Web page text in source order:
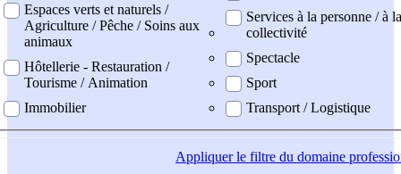
Espaces verts et naturels /
Agriculture / Pêche / Soins aux
animaux
Hôtellerie - Restauration /
Tourisme / Animation
Immobilier
Services à la personne / à la
collectivité
Spectacle
Sport
Transport / Logistique
Appliquerle filtre du domaine